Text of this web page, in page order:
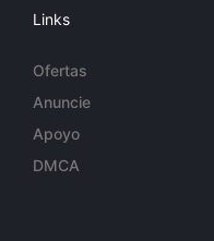
Links
Ofertas
Anuncie
Apoyo
DMCA